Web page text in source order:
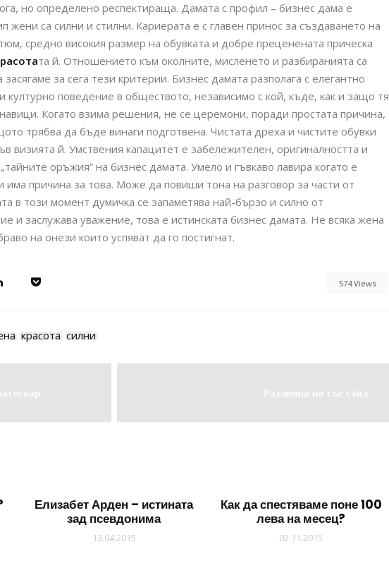
но определено респектираща. Дамата с профил – бизнес дама е
жени са силни и стилни. Кариерата е с главен принос за създаването на
средно високия размер на обувката и добре преценената прическа
та й. Отношението към околните, мисленето и разбиранията са
за сега тези критерии. Бизнес дамата разполага с елегантно
културно поведение в обществото, независимо с кой, къде, как и защо тя
Когато взима решения, не се церемони, поради простата причина,
трябва да бъде винаги подготвена. Чистата дреха и чистите обувки
визията й. Умствения капацитет е забележителен, оригиналността и
оръжия“ на бизнес дамата. Умело и гъвкаво лавира когато е
причина за това. Може да повиши тона на разговор за части от
в този момент думичка се запаметява най-бързо и силно от
и заслужава уважение, това е истинската бизнес дамата. Не всяка жена
на онези които успяват да го постигнат.
574 Views
красота силни
Различна но със стил
Елизабет Арден – истината
зад псевдонима
13.04.2015
Как да спестяваме поне 100
лева на месец?
02.11.2015